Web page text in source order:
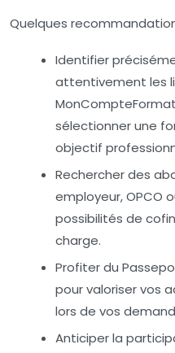
Quelques
Identifier
attentivement les
sélectionner une
objectif
Rechercher des
employeur, OPCO
possibilités de
charge.
Profiter du
pour valoriser vos
lors de vos
Anticiper la